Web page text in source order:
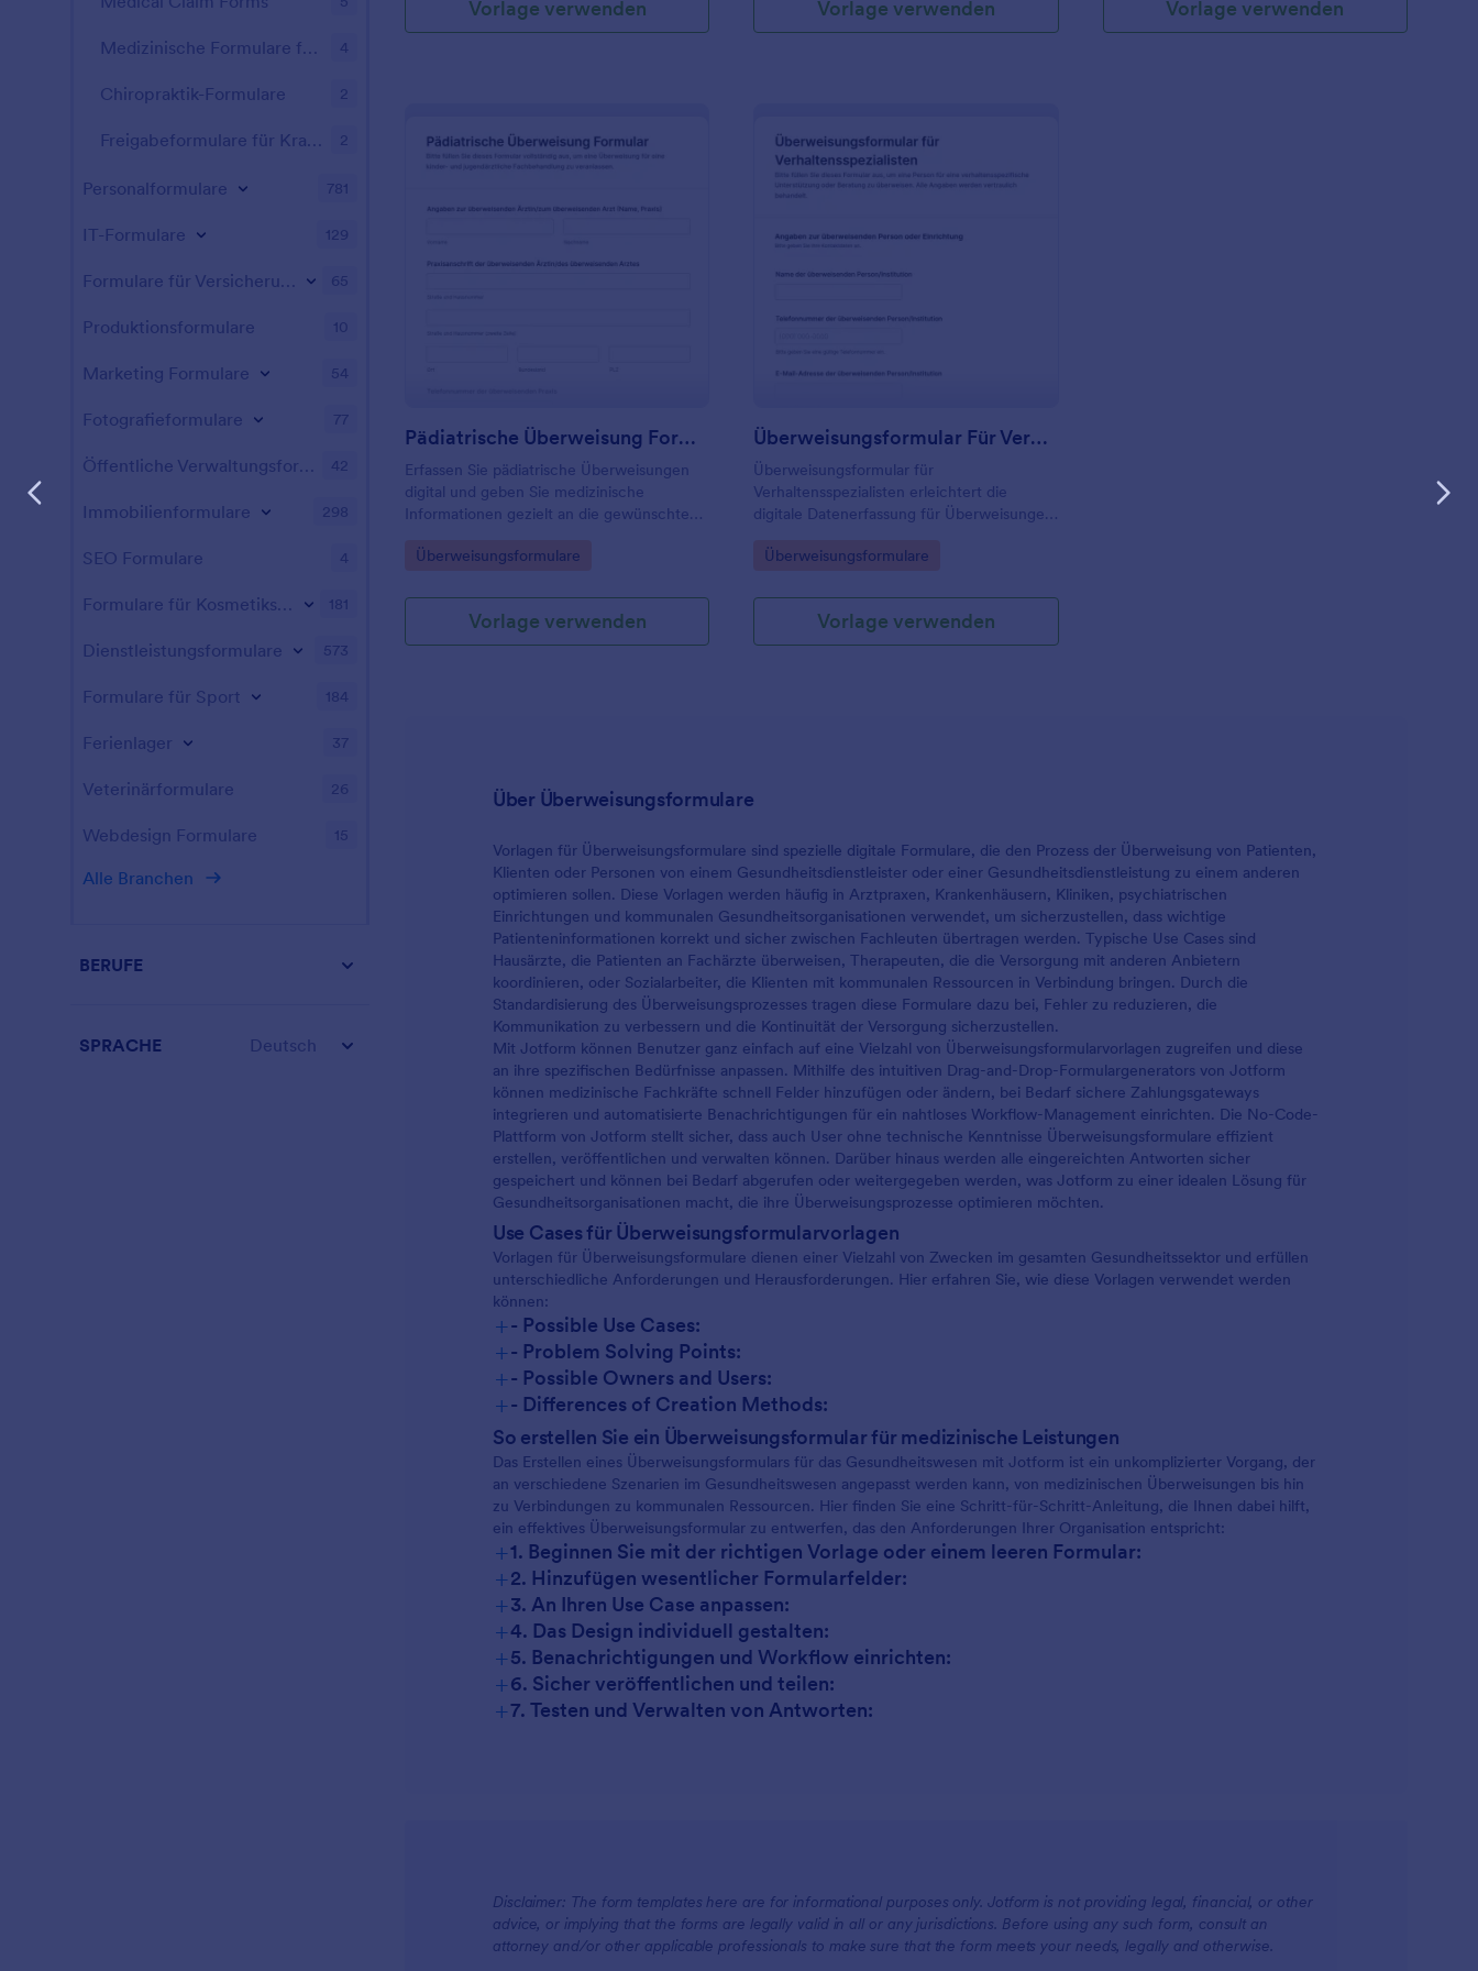
Vorlage verwenden Vorlage verwenden Vorlage verwenden
: Pädiatrische Überweisung Formular
Pädiatrische Überweisung Formular
Erfassen Sie pädiatrische Überweisungen
digital und geben Sie medizinische
Informationen gezielt an die gewünschte
Kinderarztpraxen, Hausarztpraxen und
Go to Category:
Überweisungsformulare
Vorlage verwenden
Vorschau
Überweisungsformular Für Verhaltensspezialisten
Überweisungsformular für
Verhaltensspezialisten erleichtert die
digitale Datenerfassung für Überweisungen
und sorgt für klare Informationen zur
mit Jotform.
Go to Category:
Überweisungsformulare
Vorlage verwenden
Über Überweisungsformulare
Vorlagen für Überweisungsformulare sind spezielle digitale Formulare, die den Prozess der Überweisung von Patienten,
Klienten oder Personen von einem Gesundheitsdienstleister oder einer Gesundheitsdienstleistung zu einem anderen
optimieren sollen. Diese Vorlagen werden häufig in Arztpraxen, Krankenhäusern, Kliniken, psychiatrischen
Einrichtungen und kommunalen Gesundheitsorganisationen verwendet, um sicherzustellen, dass wichtige
Patienteninformationen korrekt und sicher zwischen Fachleuten übertragen werden. Typische Use Cases sind
Hausärzte, die Patienten an Fachärzte überweisen, Therapeuten, die die Versorgung mit anderen Anbietern
koordinieren, oder Sozialarbeiter, die Klienten mit kommunalen Ressourcen in Verbindung bringen. Durch die
Standardisierung des Überweisungsprozesses tragen diese Formulare dazu bei, Fehler zu reduzieren, die
Kommunikation zu verbessern und die Kontinuität der Versorgung sicherzustellen.
Mit Jotform können Benutzer ganz einfach auf eine Vielzahl von Überweisungsformularvorlagen zugreifen und diese
an ihre spezifischen Bedürfnisse anpassen. Mithilfe des intuitiven Drag-and-Drop-Formulargenerators von Jotform
können medizinische Fachkräfte schnell Felder hinzufügen oder ändern, bei Bedarf sichere Zahlungsgateways
integrieren und automatisierte Benachrichtigungen für ein nahtloses Workflow-Management einrichten. Die No-Code-
Plattform von Jotform stellt sicher, dass auch User ohne technische Kenntnisse Überweisungsformulare effizient
erstellen, veröffentlichen und verwalten können. Darüber hinaus werden alle eingereichten Antworten sicher
gespeichert und können bei Bedarf abgerufen oder weitergegeben werden, was Jotform zu einer idealen Lösung für
Gesundheitsorganisationen macht, die ihre Überweisungsprozesse optimieren möchten.
Use Cases für Überweisungsformularvorlagen
Vorlagen für Überweisungsformulare dienen einer Vielzahl von Zwecken im gesamten Gesundheitssektor und erfüllen
unterschiedliche Anforderungen und Herausforderungen. Hier erfahren Sie, wie diese Vorlagen verwendet werden
können:
+- Possible Use Cases:
+- Problem Solving Points:
+- Possible Owners and Users:
+- Differences of Creation Methods:
So erstellen Sie ein Überweisungsformular für medizinische Leistungen
Das Erstellen eines Überweisungsformulars für das Gesundheitswesen mit Jotform ist ein unkomplizierter Vorgang, der
an verschiedene Szenarien im Gesundheitswesen angepasst werden kann, von medizinischen Überweisungen bis hin
zu Verbindungen zu kommunalen Ressourcen. Hier finden Sie eine Schritt-für-Schritt-Anleitung, die Ihnen dabei hilft,
ein effektives Überweisungsformular zu entwerfen, das den Anforderungen Ihrer Organisation entspricht:
+1. Beginnen Sie mit der richtigen Vorlage oder einem leeren Formular:
+2. Hinzufügen wesentlicher Formularfelder:
+3. An Ihren Use Case anpassen:
+4. Das Design individuell gestalten:
+5. Benachrichtigungen und Workflow einrichten:
+6. Sicher veröffentlichen und teilen:
+7. Testen und Verwalten von Antworten:
Disclaimer: The form templates here are for informational purposes only. Jotform is not providing legal, financial, or other
advice, or implying that the forms are legally valid in all or any jurisdictions. Before using any such form, consult an
attorney and/or other applicable professionals to make sure that the form meets your needs, legally and otherwise.
Medizinische Formulare für Ferienlager 4
Chiropraktik-Formulare 2
Freigabeformulare für Krankenhäuser 2
Personalformulare 781
IT-Formulare 129
Formulare für Versicherungen 65
Produktionsformulare 10
Marketing Formulare 54
Fotografieformulare 77
Öffentliche Verwaltungsformulare 42
Immobilienformulare 298
SEO Formulare 4
Formulare für Kosmetikstudios 181
Dienstleistungsformulare 573
Formulare für Sport 184
Ferienlager 37
Veterinärformulare 26
Webdesign Formulare 15
Alle Branchen
BERUFE
SPRACHE Deutsch